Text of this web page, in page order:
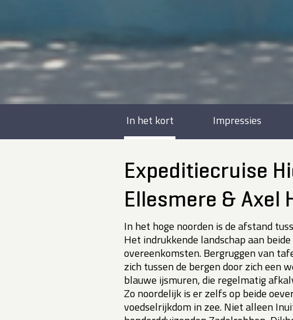
In het kort Impressies
Expeditiecruise
Ellesmere & Axel
In het hoge noorden is de afstand
Het indrukkende landschap aan
overeenkomsten. Bergruggen van
zich tussen de bergen door zich een
blauwe ijsmuren, die regelmatig
Zo noordelijk is er zelfs op beide
voedselrijkdom in zee. Niet alleen